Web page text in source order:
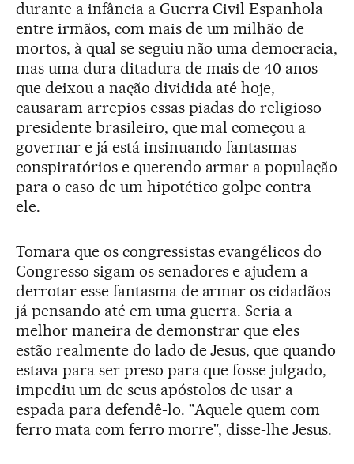
durante a infância a Guerra Civil Espanhola
entre irmãos, com mais de um milhão de
mortos, à qual se seguiu não uma democracia,
mas uma dura ditadura de mais de 40 anos
que deixou a nação dividida até hoje,
causaram arrepios essas piadas do religioso
presidente brasileiro, que mal começou a
governar e já está insinuando fantasmas
conspiratórios e querendo armar a população
para o caso de um hipotético golpe contra
ele.
Tomara que os congressistas evangélicos do
Congresso sigam os senadores e ajudem a
derrotar esse fantasma de armar os cidadãos
já pensando até em uma guerra. Seria a
melhor maneira de demonstrar que eles
estão realmente do lado de Jesus, que quando
estava para ser preso para que fosse julgado,
impediu um de seus apóstolos de usar a
espada para defendê-lo. "Aquele quem com
ferro mata com ferro morre", disse-lhe Jesus.